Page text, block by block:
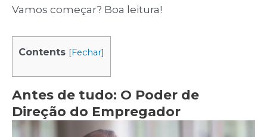
Vamos começar? Boa leitura!
Contents [Fechar]
Antes de tudo: O Poder de
Direção do Empregador